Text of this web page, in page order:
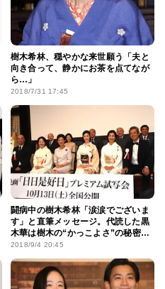
樹木希林、穏やかな来世願う「夫と
向き合って、静かにお茶を点てなが
ら…」
2018/7/31 17:45
闘病中の樹木希林「涙涙でございま
す」と直筆メッセージ。代読した黒
木華は樹木の“かっこよさ”の秘密語
る
2018/9/4 20:45